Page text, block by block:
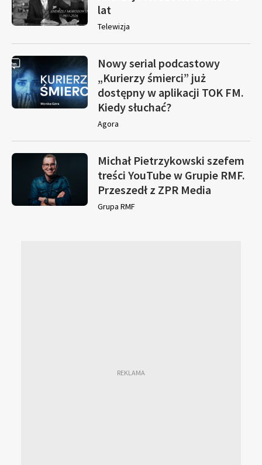
lat
Telewizja
Nowy serial podcastowy
„Kurierzy śmierci” już
dostępny w aplikacji TOK FM.
Kiedy słuchać?
Agora
Michał Pietrzykowski szefem
treści YouTube w Grupie RMF.
Przeszedł z ZPR Media
Grupa RMF